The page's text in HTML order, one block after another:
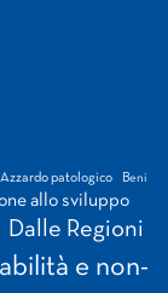
Azzardo patologico Beni
allo sviluppo
Dalle Regioni
e non-